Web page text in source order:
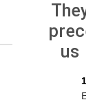
They
us